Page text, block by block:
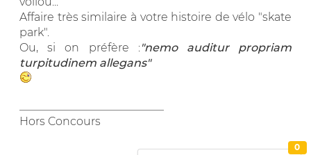
Affaire très similaire à votre histoire de vélo "skate
park".
Ou, si on préfère :"nemo auditur propriam
turpitudinem allegans"
Hors Concours
0